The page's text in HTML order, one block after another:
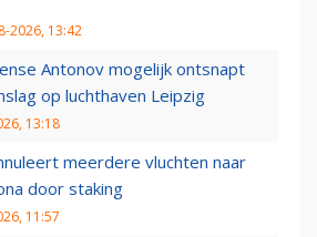
2026, 13:42
Antonov mogelijk ontsnapt
op luchthaven Leipzig
13:18
meerdere vluchten naar
door staking
11:57